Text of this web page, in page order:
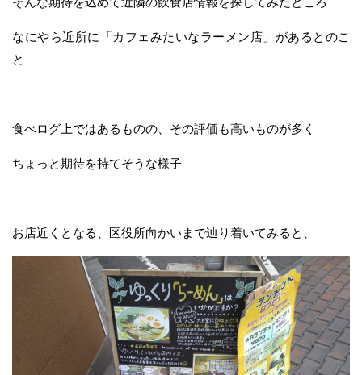
なにやら近所に「カフェみたいなラーメン店」があるとのこ
と
食べログ上ではあるものの、その評価も高いものが多く
ちょっと期待を持てそうな様子
お店近くとなる、区役所向かいまで辿り着いてみると、